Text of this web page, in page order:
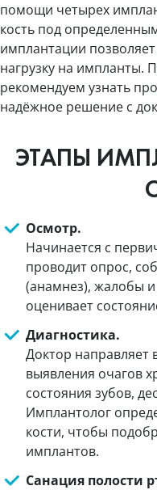
помощи четырех
кость под
имплантации
нагрузку на импланты.
рекомендуем узнать про
надёжное решение с
ЭТАПЫ
Осмотр.
Начинается с
проводит опрос,
(анамнез), жалобы и
оценивает
Диагностика.
Доктор направляет
выявления очагов
состояния зубов,
Имплантолог
кости, чтобы
имплантов.
Санация полости